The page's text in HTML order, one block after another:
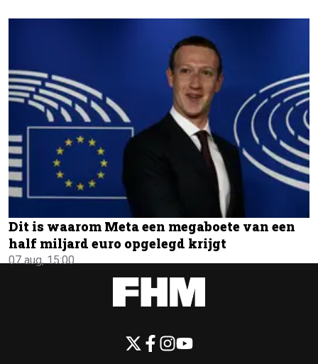
Dit is waarom Meta een megaboete van een
half miljard euro opgelegd krijgt
07 aug, 15:00